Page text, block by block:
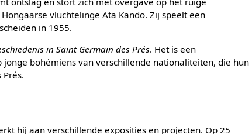
vluchtelinge Ata Kando. Zij speelt een
in 1955.
in Saint Germain des Prés. Het is een
bohémiens van verschillende nationaliteiten, die hun
hij aan verschillende exposities en projecten. Op 25